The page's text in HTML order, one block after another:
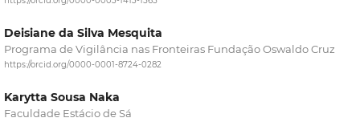
Deisiane da Silva Mesquita
Programa de Vigilância nas Fronteiras Fundação Oswaldo Cruz
https://orcid.org/0000-0001-8724-0282
Karytta Sousa Naka
Faculdade Estácio de Sá